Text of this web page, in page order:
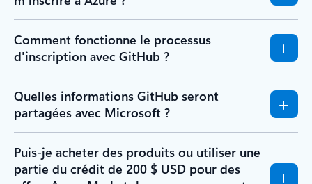
Comment fonctionne le processus
d'inscription avec GitHub ?
Quelles informations GitHub seront
partagées avec Microsoft ?
Puis-je acheter des produits ou utiliser une
partie du crédit de 200 $ USD pour des